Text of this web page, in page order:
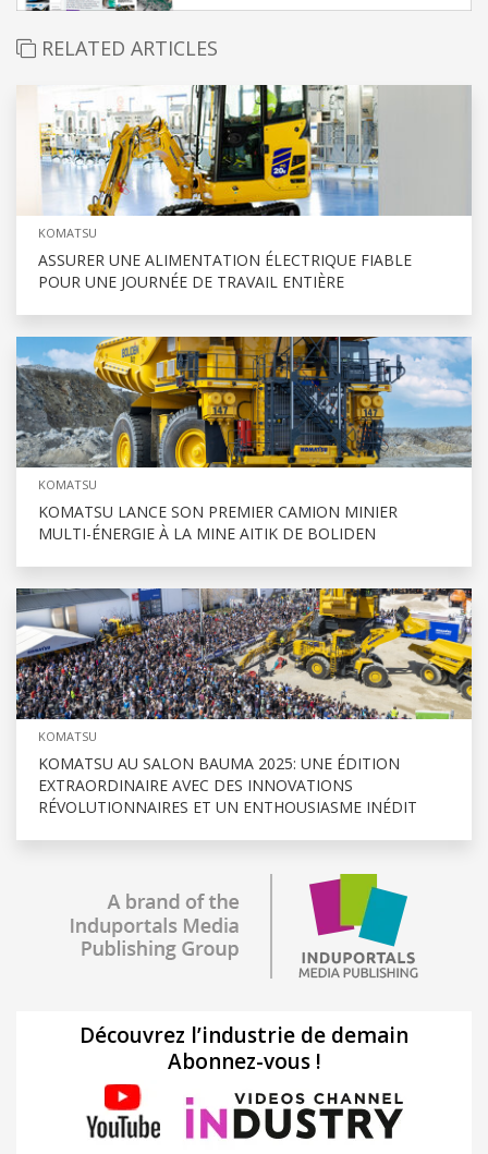
RELATED ARTICLES
KOMATSU
ASSURER UNE ALIMENTATION ÉLECTRIQUE FIABLE
POUR UNE JOURNÉE DE TRAVAIL ENTIÈRE
KOMATSU
KOMATSU LANCE SON PREMIER CAMION MINIER
MULTI-ÉNERGIE À LA MINE AITIK DE BOLIDEN
KOMATSU
KOMATSU AU SALON BAUMA 2025: UNE ÉDITION
EXTRAORDINAIRE AVEC DES INNOVATIONS
RÉVOLUTIONNAIRES ET UN ENTHOUSIASME INÉDIT
Découvrez l’industrie de demain
Abonnez-vous !